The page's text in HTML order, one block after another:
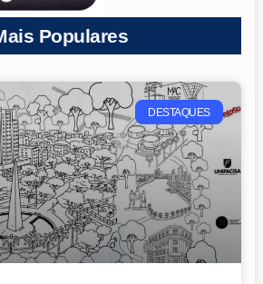
Populares
DESTAQUES